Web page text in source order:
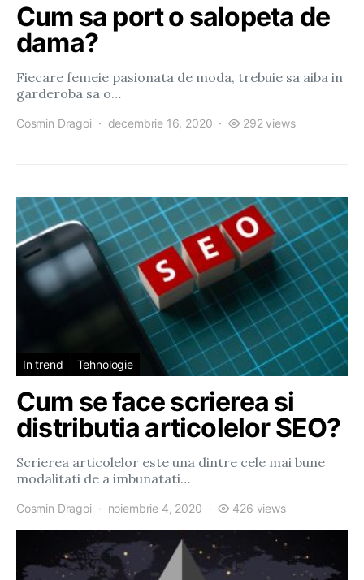
Cum sa port o salopeta de
dama?
Fiecare femeie pasionata de moda, trebuie sa aiba in
garderoba sa o…
Cosmin Dragoi decembrie 16, 2020 292 views
In trend Tehnologie
Cum se face scrierea si
distributia articolelor SEO?
Scrierea articolelor este una dintre cele mai bune
modalitati de a imbunatati…
Cosmin Dragoi noiembrie 4, 2020 426 views